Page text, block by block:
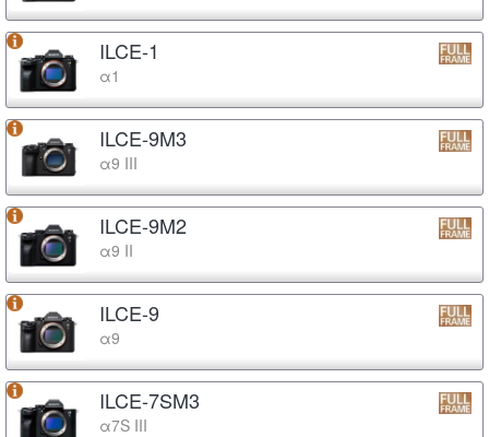
ILCE-1
α1
ILCE-9M3
α9 III
ILCE-9M2
α9 II
ILCE-9
α9
ILCE-7SM3
α7S III